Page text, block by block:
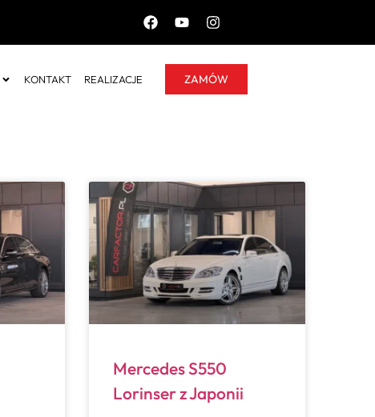
KONTAKT REALIZACJE ZAMÓW
Mercedes S550
Lorinser z Japonii